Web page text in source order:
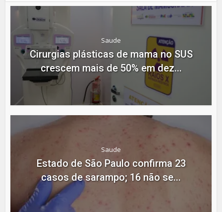
Saude
Cirurgias plásticas de mama no SUS
crescem mais de 50% em dez...
Saude
Estado de São Paulo confirma 23
casos de sarampo; 16 não se...